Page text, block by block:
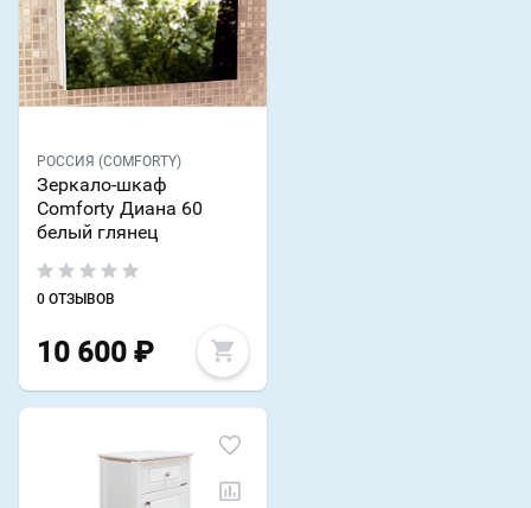
РОССИЯ (COMFORTY)
Зеркало-шкаф
Comforty Диана 60
белый глянец
0 ОТЗЫВОВ
10 600 ₽